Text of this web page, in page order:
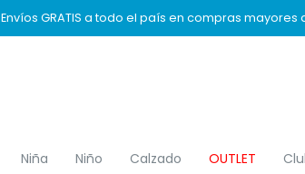
Envíos GRATIS a todo el país en compras mayores
Niña Niño Calzado OUTLET